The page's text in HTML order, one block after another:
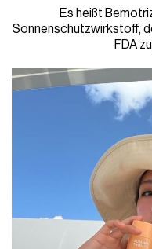
Es heißt
Sonnenschutzwirkstoff,
FDA